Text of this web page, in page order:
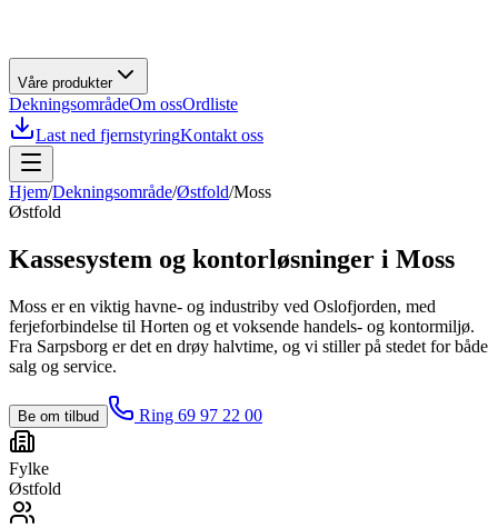
Våre produkter
DekningsområdeOm ossOrdliste
Last ned fjernstyringKontakt oss
Hjem/Dekningsområde/Østfold/Moss
Østfold
Kassesystem og kontorløsninger i Moss
Moss er en viktig havne- og industriby ved Oslofjorden, med
ferjeforbindelse til Horten og et voksende handels- og kontormiljø.
Fra Sarpsborg er det en drøy halvtime, og vi stiller på stedet for både
salg og service.
Be om tilbud Ring 69 97 22 00
Fylke
Østfold